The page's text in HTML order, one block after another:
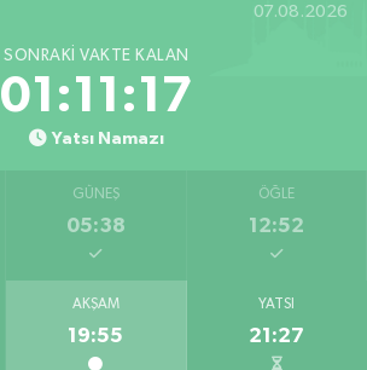
07.08.2026
SONRAKI VAKTE KALAN
01:11:17
Yatsı Namazı
GÜNEŞ
05:38
ÖĞLE
12:52
AKŞAM
19:55
YATSI
21:27